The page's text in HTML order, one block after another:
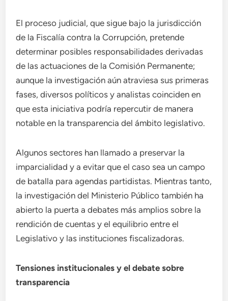
El proceso judicial, que sigue bajo la jurisdicción
de la Fiscalía contra la Corrupción, pretende
determinar posibles responsabilidades derivadas
de las actuaciones de la Comisión Permanente;
aunque la investigación aún atraviesa sus primeras
fases, diversos políticos y analistas coinciden en
que esta iniciativa podría repercutir de manera
notable en la transparencia del ámbito legislativo.
Algunos sectores han llamado a preservar la
imparcialidad y a evitar que el caso sea un campo
de batalla para agendas partidistas. Mientras tanto,
la investigación del Ministerio Público también ha
abierto la puerta a debates más amplios sobre la
rendición de cuentas y el equilibrio entre el
Legislativo y las instituciones fiscalizadoras.
Tensiones institucionales y el debate sobre
transparencia